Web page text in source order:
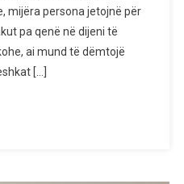
Sulmon
Pa
Simptoma:
mijëra persona jetojnë për
pa qenë në dijeni të
ai mund të dëmtojë
[…]